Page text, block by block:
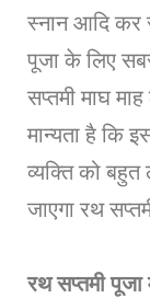
स्नान आदि कर
पूजा के लिए
सप्तमी माघ
मान्यता है कि
व्यक्ति को
जाएगा रथ
रथ सप्तमी पूजा